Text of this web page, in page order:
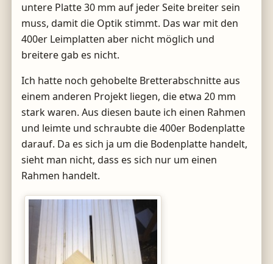
untere Platte 30 mm auf jeder Seite breiter sein
muss, damit die Optik stimmt. Das war mit den
400er Leimplatten aber nicht möglich und
breitere gab es nicht.
Ich hatte noch gehobelte Bretterabschnitte aus
einem anderen Projekt liegen, die etwa 20 mm
stark waren. Aus diesen baute ich einen Rahmen
und leimte und schraubte die 400er Bodenplatte
darauf. Da es sich ja um die Bodenplatte handelt,
sieht man nicht, dass es sich nur um einen
Rahmen handelt.